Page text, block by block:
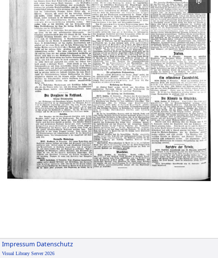
Impressum Datenschutz
Visual Library Server 2026